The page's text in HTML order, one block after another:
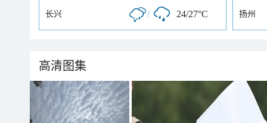
长兴 / 24/27°C 扬州
高清图集